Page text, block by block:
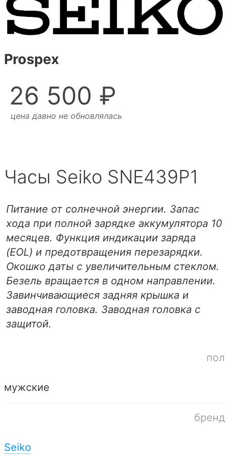
Prospex
26 500 ₽
цена давно не обновлялась
Часы Seiko SNE439P1
Питание от солнечной энергии. Запас
хода при полной зарядке аккумулятора 10
месяцев. Функция индикации заряда
(EOL) и предотвращения перезарядки.
Окошко даты с увеличительным стеклом.
Безель вращается в одном направлении.
Завинчивающиеся задняя крышка и
заводная головка. Заводная головка с
защитой.
пол
мужские
бренд
Seiko